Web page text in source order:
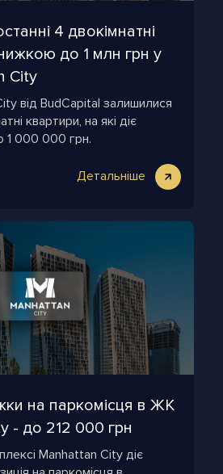
4 двокімнатні
до 1 млн грн у
City
від BudCapital залишилися
квартири, на які діє
1 000 000 грн.
Детальніше
на паркомісця в ЖК
- до 212 000 грн
Manhattan City діє